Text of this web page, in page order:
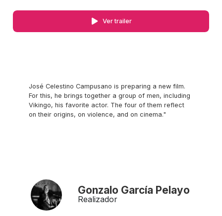
Ver trailer
José Celestino Campusano is preparing a new film.
For this, he brings together a group of men, including
Vikingo, his favorite actor. The four of them reflect
on their origins, on violence, and on cinema."
Gonzalo García Pelayo
Realizador